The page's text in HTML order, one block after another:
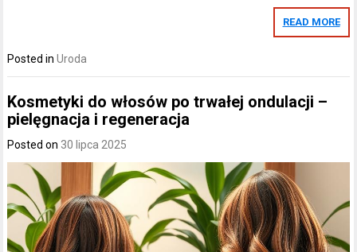
READ MORE
Posted inUroda
Kosmetyki do włosów po trwałej ondulacji –
pielęgnacja i regeneracja
Posted on 30 lipca 2025